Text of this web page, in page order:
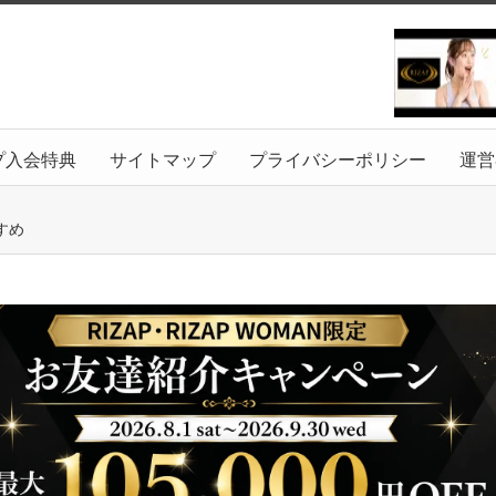
入会特典 サイトマップ プライバシーポリシー 運
め